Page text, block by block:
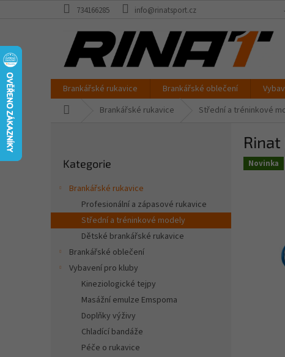
734166285 info@rinatsport.cz
Brankářské rukavice Brankářské oblečení
Brankářské rukavice Střední a tréninkové
n
kategorie
Kategorie
Brankářské rukavice
Profesionální a zápasové rukavice
Střední a tréninkové modely
Dětské brankářské rukavice
Brankářské oblečení
Vybavení pro kluby
Kineziologické tejpy
Masážní emulze Emspoma
Doplňky výživy
Chladící bandáže
Péče o rukavice
Rinat
Novinka